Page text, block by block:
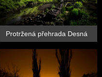
Protržená přehrada Desná